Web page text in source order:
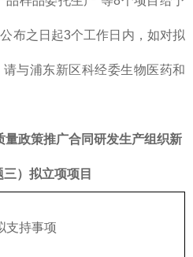
布之日起3个工作日内，如对拟
与浦东新区科经委生物医药和
量政策推广合同研发生产组织新
）拟立项项目
支持事项